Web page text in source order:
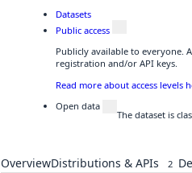
Datasets
Public access
Publicly available to everyone.
registration and/or API keys.
Read more about access levels
Open data
The dataset is
OverviewDistributions & APIs 2